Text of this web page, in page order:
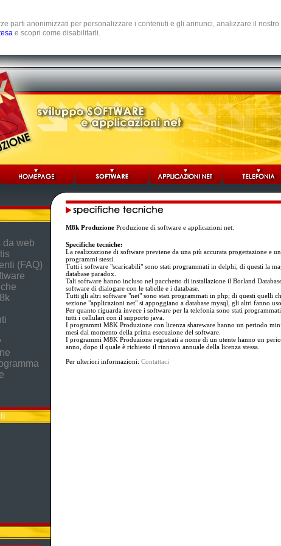
parti anonimizzati per personalizzare i contenuti e gli annunci, analizzare il
e scopri come disabilitarli.
da web
(FAQ)
M8k Produzione Produzione di software e applicazioni net.
Specifiche tecniche:
La realizzazione di software previene da una più accurata progettazione e
programmi stessi.
Tutti i software "scaricabili" sono stati programmati in delphi; di questi la
database paradox.
Tali software hanno incluso nel pacchetto di installazione il Borland
software di dialogare con le tabelle e i database.
Tutti gli altri software "net" sono stati programmati in php; di questi quelli
sezione "applicazioni net" si appoggiano a database mysql, gli altri fanno uso
Per quanto riguarda invece i software per la telefonia sono stati
tutti i cellulari con il supporto java.
I programmi M8K Produzione con licenza shareware hanno un periodo
mesi dal momento della prima esecuzione del software.
I programmi M8K Produzione registrati a nome di un utente hanno un
anno, dopo il quale è richiesto il rinnovo annuale della licenza stessa.
Per ulteriori informazioni: Contattaci